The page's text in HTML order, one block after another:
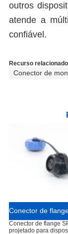
outros
atende a
confiável.
Recurso relacionado
Conector de
Conector de flange
projetado para